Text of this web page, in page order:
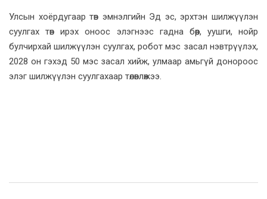
Улсын хоёрдугаар төв эмнэлгийн Эд эс, эрхтэн шилжүүлэн
суулгах төв ирэх оноос элэгнээс гадна бөөр, уушги, нойр
булчирхай шилжүүлэн суулгах, робот мэс засал нэвтрүүлэх,
2028 он гэхэд 50 мэс засал хийж, улмаар амьгүй донороос
элэг шилжүүлэн суулгахаар төлөвлөжээ.